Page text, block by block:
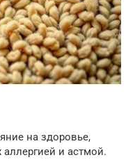
на здоровье,
и астмой.